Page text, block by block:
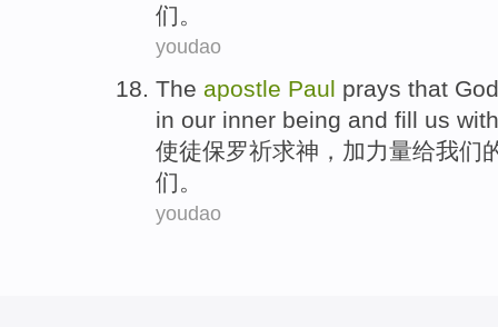
们。
youdao
The apostle Paul prays that God
in our inner being and fill us
使徒保罗祈求神 ，加力量给我们
们 。
youdao